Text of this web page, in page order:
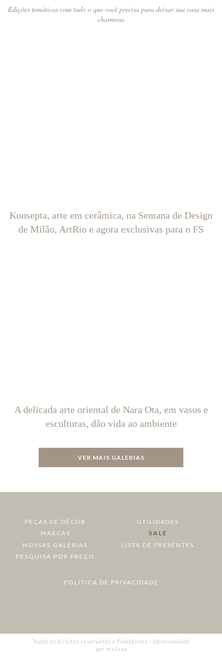
Edições temáticas com tudo o que você precisa para deixar sua casa mais
charmosa
Konsepta, arte em cerâmica, na Semana de Design
de Milão, ArtRio e agora exclusivas para o FS
A delicada arte oriental de Nara Ota, em vasos e
esculturas, dão vida ao ambiente
VER MAIS GALERIAS
PEÇAS DE DÉCOR
UTILIDADES
MARCAS
SALE
NOSSAS GALERIAS
LISTA DE PRESENTES
PESQUISA POR PREÇO
POLÍTICA DE PRIVACIDADE
Todos os direitos reservados a FiveSenses - Desenvolvido
por mufasa